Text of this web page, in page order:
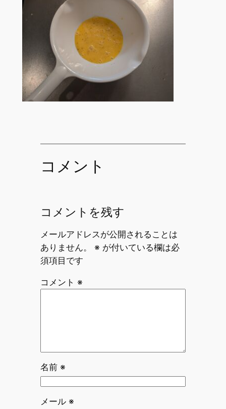
コメント
コメントを残す
メールアドレスが公開されることは
ありません。
※ が付いている欄は必
須項目です
コメント ※
名前 ※
メール ※